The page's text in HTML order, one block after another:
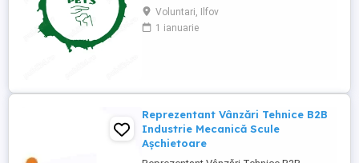
full-time, 8 ore, cu deplasări și necesita
permis categoria B. Rolul include
gestionarea relațiilor cu clienții existenți și
Voluntari, Ilfov
1 ianuarie
Reprezentant Vânzări Tehnice B2B
Industrie Mecanică Scule
Așchietoare